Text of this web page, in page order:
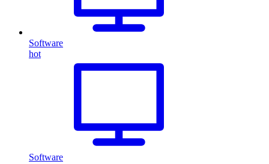
Software
hot
Software